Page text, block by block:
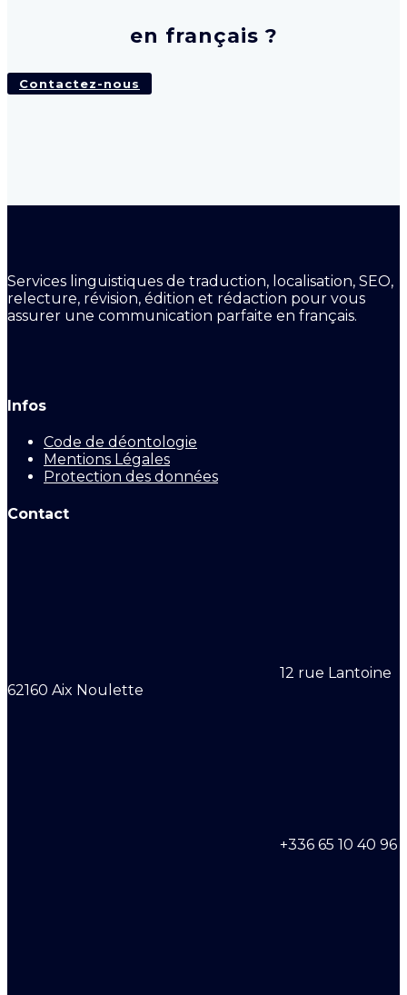
en français ?
Contactez-nous
Services linguistiques de traduction, localisation, SEO,
relecture, révision, édition et rédaction pour vous
assurer une communication parfaite en français.
Infos
Code de déontologie
Mentions Légales
Protection des données
Contact
12 rue Lantoine
62160 Aix Noulette
+336 65 10 40 96